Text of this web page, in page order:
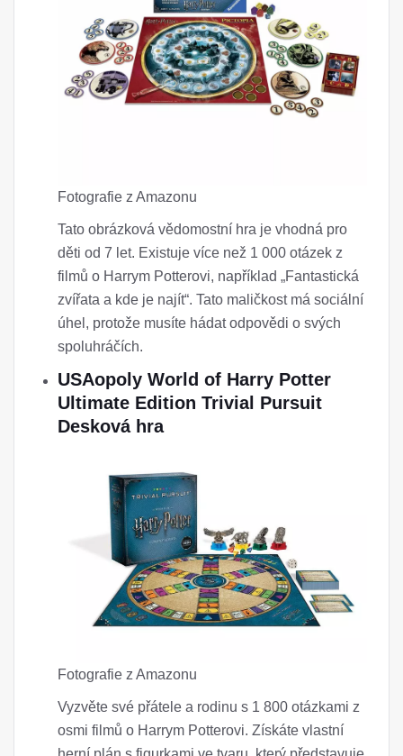
Fotografie z Amazonu
Tato obrázková vědomostní hra je vhodná pro
děti od 7 let. Existuje více než 1 000 otázek z
filmů o Harrym Potterovi, například „Fantastická
zvířata a kde je najít“. Tato maličkost má sociální
úhel, protože musíte hádat odpovědi o svých
spoluhráčích.
USAopoly World of Harry Potter
Ultimate Edition Trivial Pursuit
Desková hra
Fotografie z Amazonu
Vyzvěte své přátele a rodinu s 1 800 otázkami z
osmi filmů o Harrym Potterovi. Získáte vlastní